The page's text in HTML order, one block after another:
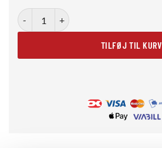
Bar Icons – Dirty Martini antal
TILFØJ TIL KURV